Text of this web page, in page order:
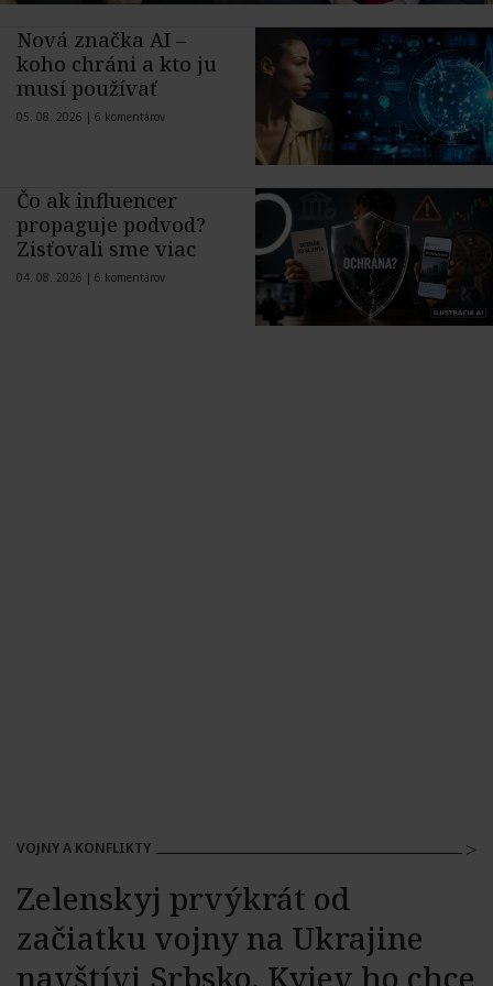
Nová značka AI –
koho chráni a kto ju
musí používať
05. 08. 2026 | 6 komentárov
Čo ak influencer
propaguje podvod?
Zisťovali sme viac
04. 08. 2026 | 6 komentárov
VOJNY A KONFLIKTY
Zelenskyj prvýkrát od
začiatku vojny na Ukrajine
navštívi Srbsko, Kyjev ho chce